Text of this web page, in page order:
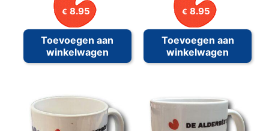
€ 8.95
Toevoegen aan
winkelwagen
€ 8.95
Toevoegen aan
winkelwagen